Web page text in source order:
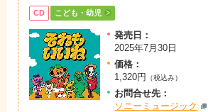
CD こども・幼児
発売日：
2025年7月30日
価格：
1,320円
（税込み）
お問合せ先：
ソニーミュージック